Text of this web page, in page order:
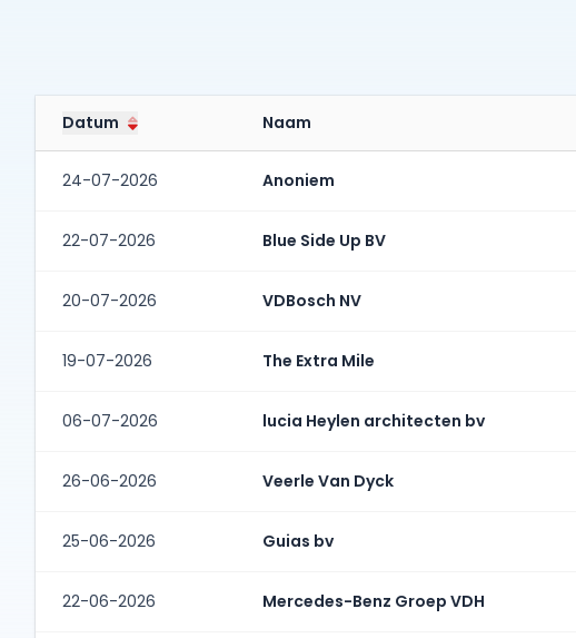
Datum Naam
24-07-2026 Anoniem
22-07-2026 Blue Side Up BV
20-07-2026 VDBosch NV
19-07-2026 The Extra Mile
06-07-2026 lucia Heylen architecten bv
26-06-2026 Veerle Van Dyck
25-06-2026 Guias bv
22-06-2026 Mercedes-Benz Groep VDH